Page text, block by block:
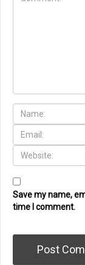
Save my name,
time I comment.